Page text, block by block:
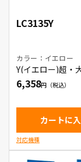
LC3135Y
カラー：イエロー
Y(イエロー)超・
クカートリッジ
6,358
カートに
対応機種